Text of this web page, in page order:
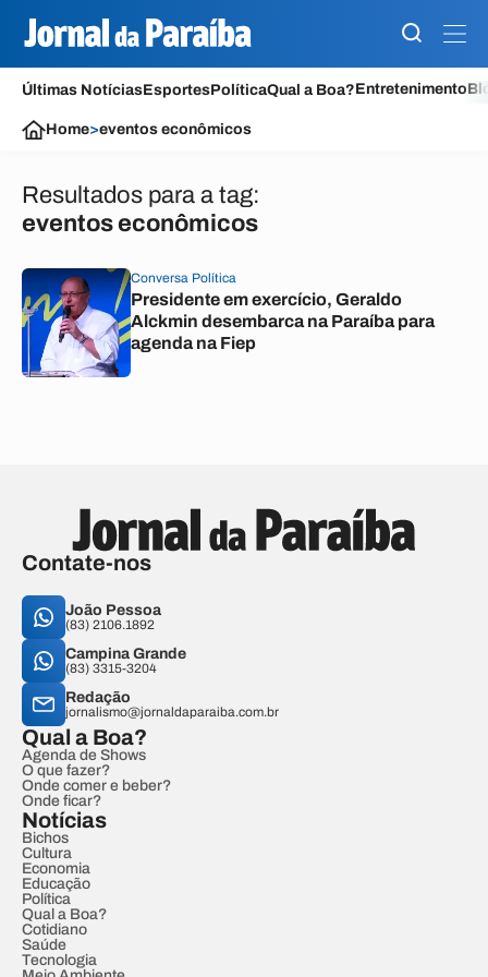
Últimas NotíciasEsportesPolíticaQual a Boa?Entretenimento
Home>eventos econômicos
Resultados para a tag:
eventos econômicos
Conversa Política
Presidente em exercício, Geraldo
Alckmin desembarca na Paraíba para
agenda na Fiep
Contate-nos
João Pessoa
(83) 2106.1892
Campina Grande
(83) 3315-3204
Redação
jornalismo@jornaldaparaiba.com.br
Qual a Boa?
Agenda de Shows
O que fazer?
Onde comer e beber?
Onde ficar?
Notícias
Bichos
Cultura
Economia
Educação
Política
Qual a Boa?
Cotidiano
Saúde
Tecnologia